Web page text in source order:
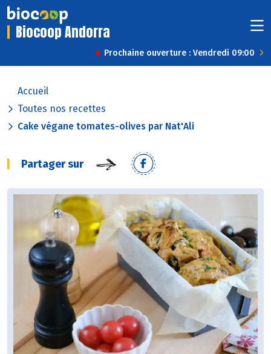
Biocoop Andorra
Prochaine ouverture : Vendredi 09:00
Accueil
Toutes nos recettes
Cake végane tomates-olives par Nat'Ali
Partager sur